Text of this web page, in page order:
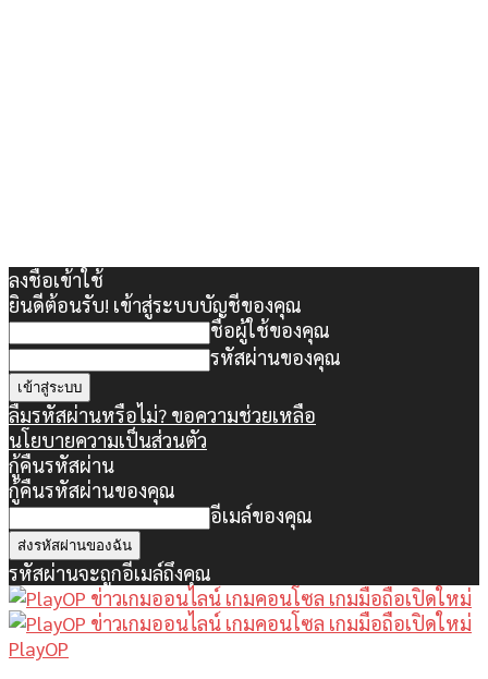
ลงชื่อเข้าใช้
ยินดีต้อนรับ! เข้าสู่ระบบบัญชีของคุณ
ชื่อผู้ใช้ของคุณ
รหัสผ่านของคุณ
ลืมรหัสผ่านหรือไม่? ขอความช่วยเหลือ
นโยบายความเป็นส่วนตัว
กู้คืนรหัสผ่าน
กู้คืนรหัสผ่านของคุณ
อีเมล์ของคุณ
รหัสผ่านจะถูกอีเมล์ถึงคุณ
PlayOP